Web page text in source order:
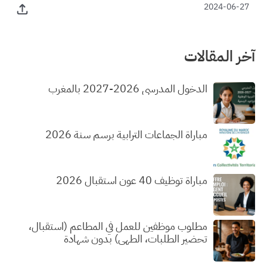
2024-06-27
آخر المقالات
الدخول المدرسي 2026-2027 بالمغرب
مباراة الجماعات الترابية برسم سنة 2026
مباراة توظيف 40 عون استقبال 2026
مطلوب موظفين للعمل في المطاعم (استقبال،
تحضير الطلبات، الطهي) بدون شهادة